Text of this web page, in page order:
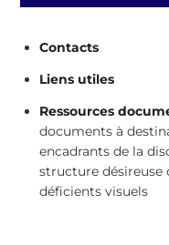
Contacts
Liens utiles
Ressources
documents à
encadrants de la
structure désireuse
déficients visuels